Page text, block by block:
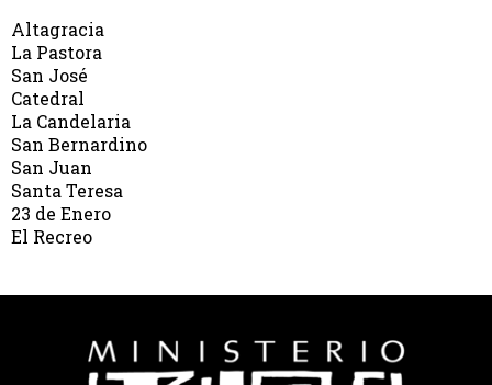
Altagracia
La Pastora
San José
Catedral
La Candelaria
San Bernardino
San Juan
Santa Teresa
23 de Enero
El Recreo